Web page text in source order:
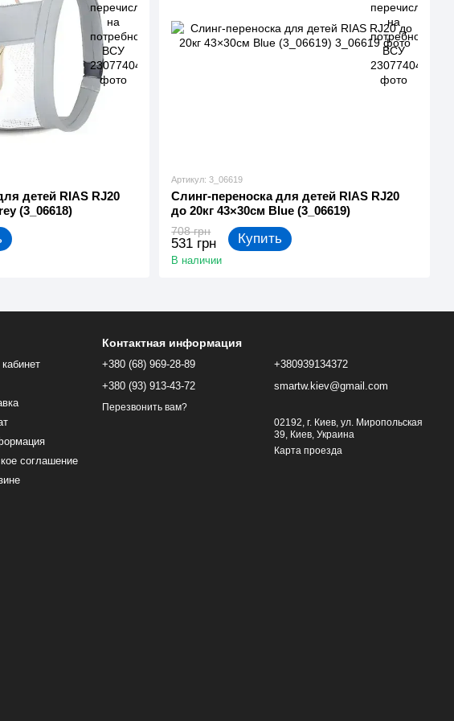
детей RIAS RJ20
(3_06618)
Артикул: 3_06619
Слинг-переноска для детей RIAS RJ20
до 20кг 43×30см Blue (3_06619)
708 грн
531 грн Купить
В наличии
соглашение
Контактная информация
+380 (68) 969-28-89
+380 (93) 913-43-72
Перезвонить вам?
+380939134372
smartw.kiev@gmail.com
02192, г. Киев, ул. Миропольская
39, Киев, Украина
Карта проезда